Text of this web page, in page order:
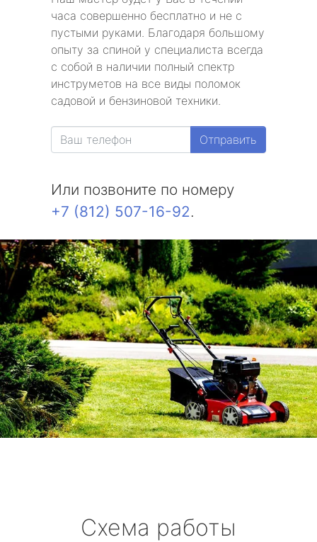
часа совершенно бесплатно и не с
пустыми руками. Благодаря большому
опыту за спиной у специалиста всегда
с собой в наличии полный спектр
инструметов на все виды поломок
садовой и бензиновой техники.
Отправить
Или позвоните по номеру
+7 (812) 507-16-92.
Схема работы